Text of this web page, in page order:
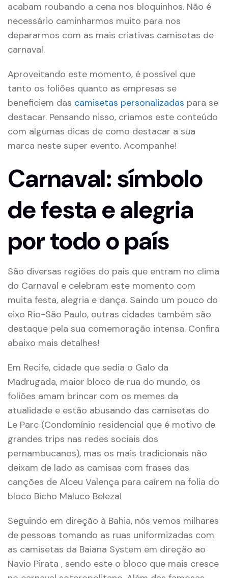
acabam roubando a cena nos bloquinhos. Não é
necessário caminharmos muito para nos
depararmos com as mais criativas camisetas de
carnaval.
Aproveitando este momento, é possível que
tanto os foliões quanto as empresas se
beneficiem das camisetas personalizadas para se
destacar. Pensando nisso, criamos este conteúdo
com algumas dicas de como destacar a sua
marca neste super evento. Acompanhe!
Carnaval: símbolo
de festa e alegria
por todo o país
São diversas regiões do país que entram no clima
do Carnaval e celebram este momento com
muita festa, alegria e dança. Saindo um pouco do
eixo Rio-São Paulo, outras cidades também são
destaque pela sua comemoração intensa. Confira
abaixo mais detalhes!
Em Recife, cidade que sedia o Galo da
Madrugada, maior bloco de rua do mundo, os
foliões amam brincar com os memes da
atualidade e estão abusando das camisetas do
Le Parc (Condomínio residencial que é motivo de
grandes trips nas redes sociais dos
pernambucanos), mas os mais tradicionais não
deixam de lado as camisas com frases das
canções de Alceu Valença para caírem na folia do
bloco Bicho Maluco Beleza!
Seguindo em direção à Bahia, nós vemos milhares
de pessoas tomando as ruas uniformizadas com
as camisetas da Baiana System em direção ao
Navio Pirata , sendo este o bloco que mais cresce